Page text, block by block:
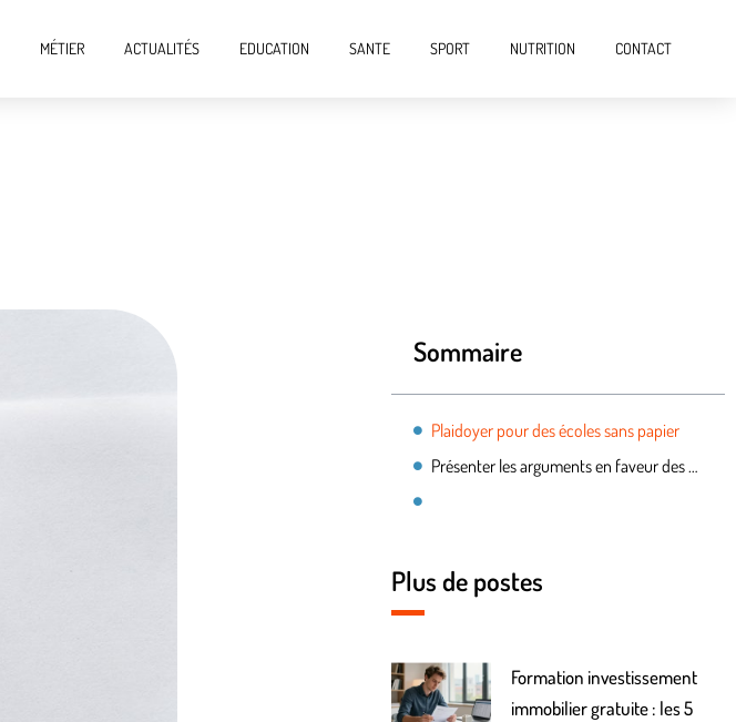
MÉTIER ACTUALITÉS EDUCATION SANTE SPORT NUTRITION CONTACT
Sommaire
Plaidoyer pour des écoles sans papier
Présenter les arguments en faveur des écoles sans papier
Plus de postes
Formation investissement
immobilier gratuite : les 5